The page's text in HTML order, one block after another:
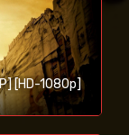
[HD-1080p]